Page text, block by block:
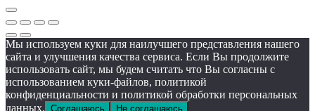
Мы используем куки для наилучшего представления нашего
сайта и улучшения качества сервиса. Если Вы продолжите
использовать сайт, мы будем считать что Вы согласны с
использованием куки-файлов, политикой
конфиденциальности и политикой обработки персональных
данных. Соглашаюсь
Не соглашаюсь